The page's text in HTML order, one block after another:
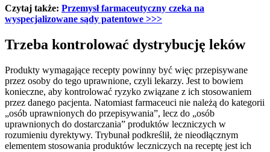
Czytaj także: Przemysł farmaceutyczny czeka na
wyspecjalizowane sądy patentowe >>>
Trzeba kontrolować dystrybucję leków
Produkty wymagające recepty powinny być więc przepisywane
przez osoby do tego uprawnione, czyli lekarzy. Jest to bowiem
konieczne, aby kontrolować ryzyko związane z ich stosowaniem
przez danego pacjenta. Natomiast farmaceuci nie należą do kategorii
„osób uprawnionych do przepisywania”, lecz do „osób
uprawnionych do dostarczania” produktów leczniczych w
rozumieniu dyrektywy. Trybunał podkreślił, że nieodłącznym
elementem stosowania produktów leczniczych na receptę jest ich